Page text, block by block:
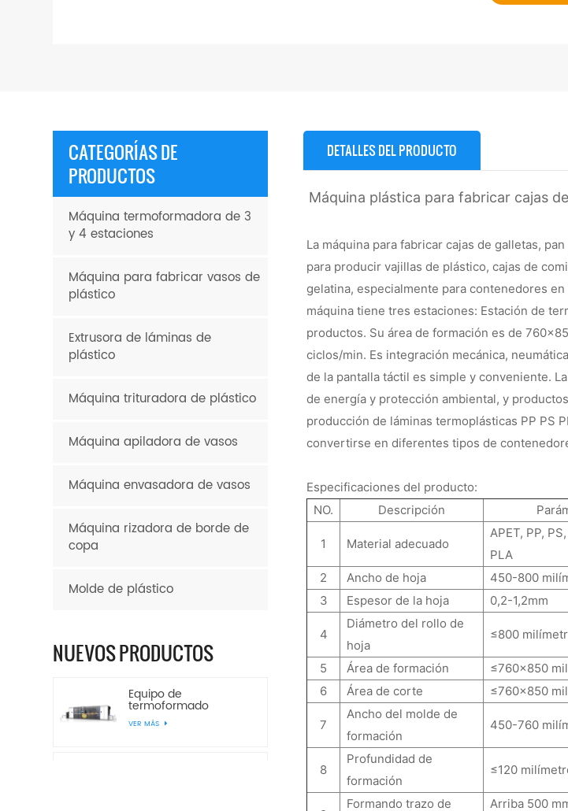
DETALLES DEL PRODUCTO
Máquina plástica para fabricar cajas
La máquina para fabricar cajas de galletas,
para producir vajillas de plástico, cajas de
gelatina, especialmente para contenedores
máquina tiene tres estaciones: Estación de
productos. Su área de formación es de
ciclos/min. Es integración mecánica,
de la pantalla táctil es simple y conveniente.
de energía y protección ambiental, y
producción de láminas termoplásticas PP PS
convertirse en diferentes tipos de
Especificaciones del producto:
NO.
Descripción
1 Material adecuado
APET, PP,
PLA
2
Ancho de hoja
450-800
3
Espesor de la hoja 0,2-1,2mm
4
Diámetro del rollo de
hoja
≤800
5 Área de formación
≤760x850
6
Área de corte ≤760x850
7
Ancho del molde de
formación
450-760
8
Profundidad de
formación
≤120
Formando trazo de
Arriba 500
CATEGORÍAS DE
PRODUCTOS
Máquina termoformadora de 3
y 4 estaciones
Máquina para fabricar vasos de
plástico
Extrusora de láminas de
plástico
Máquina trituradora de plástico
Máquina apiladora de vasos
Máquina envasadora de vasos
Máquina rizadora de borde de
copa
Molde de plástico
NUEVOS PRODUCTOS
Equipo de
termoformado
plástico de tres
estaciones de presión
VER MÁS